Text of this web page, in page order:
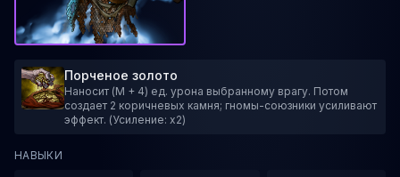
Порченое золото
Наносит (M + 4) ед. урона выбранному врагу. Потом
создает 2 коричневых камня; гномы-союзники усиливают
эффект. (Усиление: x2)
НАВЫКИ